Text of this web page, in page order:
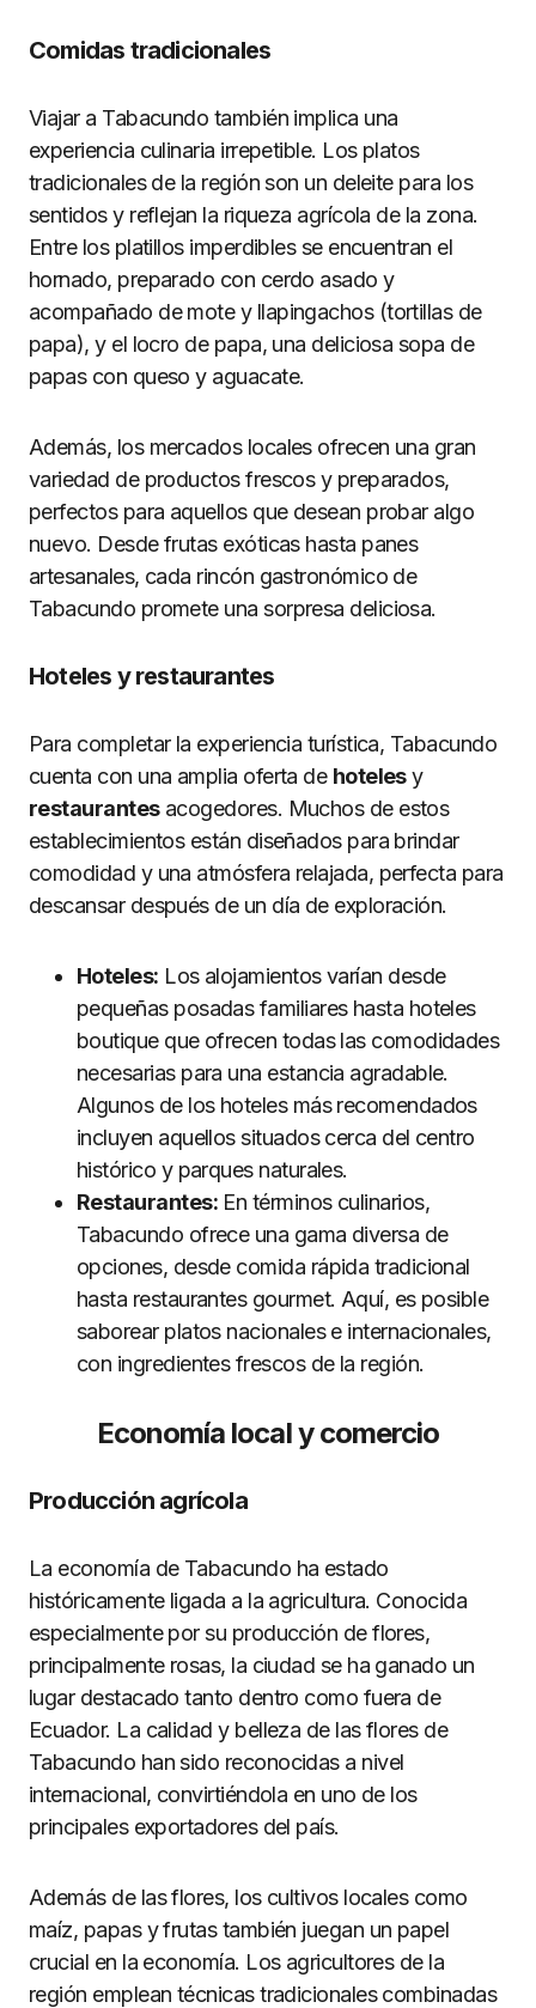
Comidas tradicionales
Viajar a Tabacundo también implica una
experiencia culinaria irrepetible. Los platos
tradicionales de la región son un deleite para los
sentidos y reflejan la riqueza agrícola de la zona.
Entre los platillos imperdibles se encuentran el
hornado, preparado con cerdo asado y
acompañado de mote y llapingachos (tortillas de
papa), y el locro de papa, una deliciosa sopa de
papas con queso y aguacate.
Además, los mercados locales ofrecen una gran
variedad de productos frescos y preparados,
perfectos para aquellos que desean probar algo
nuevo. Desde frutas exóticas hasta panes
artesanales, cada rincón gastronómico de
Tabacundo promete una sorpresa deliciosa.
Hoteles y restaurantes
Para completar la experiencia turística, Tabacundo
cuenta con una amplia oferta de hotelesy
restaurantesacogedores. Muchos de estos
establecimientos están diseñados para brindar
comodidad y una atmósfera relajada, perfecta para
descansar después de un día de exploración.
Hoteles: Los alojamientos varían desde
pequeñas posadas familiares hasta hoteles
boutique que ofrecen todas las comodidades
necesarias para una estancia agradable.
Algunos de los hoteles más recomendados
incluyen aquellos situados cerca del centro
histórico y parques naturales.
Restaurantes:En términos culinarios,
Tabacundo ofrece una gama diversa de
opciones, desde comida rápida tradicional
hasta restaurantes gourmet. Aquí, es posible
saborear platos nacionales e internacionales,
con ingredientes frescos de la región.
Economía local y comercio
Producción agrícola
La economía de Tabacundo ha estado
históricamente ligada a la agricultura. Conocida
especialmente por su producción de flores,
principalmente rosas, la ciudad se ha ganado un
lugar destacado tanto dentro como fuera de
Ecuador. La calidad y belleza de las flores de
Tabacundo han sido reconocidas a nivel
internacional, convirtiéndola en uno de los
principales exportadores del país.
Además de las flores, los cultivos locales como
maíz, papas y frutas también juegan un papel
crucial en la economía. Los agricultores de la
región emplean técnicas tradicionales combinadas